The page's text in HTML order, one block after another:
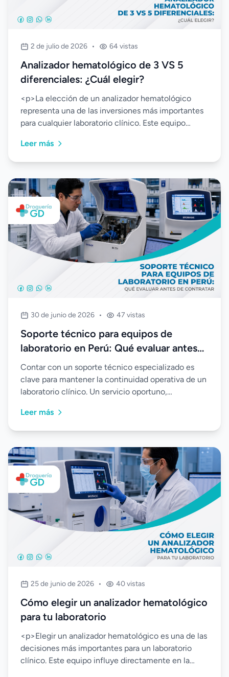
2 de julio de 2026 • 64 vistas
Analizador hematológico de 3 VS 5
diferenciales: ¿Cuál elegir?
<p>La elección de un analizador hematológico
representa una de las inversiones más importantes
para cualquier laboratorio clínico. Este equipo
Leer más
30 de junio de 2026 • 47 vistas
Soporte técnico para equipos de
laboratorio en Perú: Qué evaluar antes
de contratar
Contar con un soporte técnico especializado es
clave para mantener la continuidad operativa de un
laboratorio clínico. Un servicio oportuno,
permiten optimizar el rendimiento de los equipos,
reducir fallas y garantizar resultados confiables.
Leer más
25 de junio de 2026 • 40 vistas
Cómo elegir un analizador hematológico
para tu laboratorio
<p>Elegir un analizador hematológico es una de las
decisiones más importantes para un laboratorio
clínico. Este equipo influye directamente en la